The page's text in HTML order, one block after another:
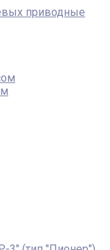
приводные